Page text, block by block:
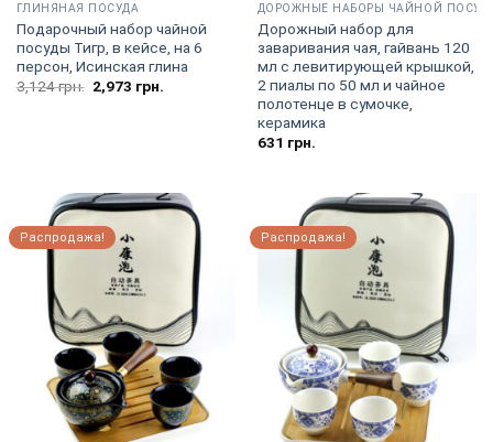
ГЛИНЯНАЯ ПОСУДА
Подарочный набор чайной
посуды Тигр, в кейсе, на 6
персон, Исинская глина
3,124грн. Первоначальная
цена
2,973 грн.
ДОРОЖНЫЕ НАБОРЫ ЧАЙНОЙ
Дорожный набор для
заваривания чая, гайвань 120
мл с левитирующей крышкой,
2 пиалы по 50 мл и чайное
полотенце в сумочке,
керамика
631 грн.
Распродажа! Распродажа!